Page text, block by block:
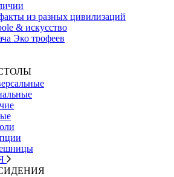
из разных цивилизаций
& искусство
Эко трофеев